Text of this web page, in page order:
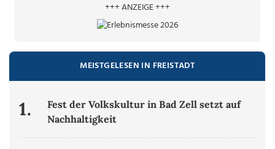
+++ ANZEIGE +++
MEISTGELESEN IN FREISTADT
1.
Fest der Volkskultur in Bad Zell setzt auf
Nachhaltigkeit